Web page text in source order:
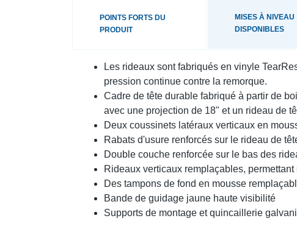
POINTS FORTS DU
PRODUIT
MISES À NIVEAU
DISPONIBLES
Les rideaux sont fabriqués en vinyle
pression continue contre la remorque.
Cadre de tête durable fabriqué à partir de
avec une projection de 18" et un rideau de
Deux coussinets latéraux verticaux en
Rabats d'usure renforcés sur le rideau de
Double couche renforcée sur le bas des
Rideaux verticaux remplaçables,
Des tampons de fond en mousse
Bande de guidage jaune haute visibilité
Supports de montage et quincaillerie